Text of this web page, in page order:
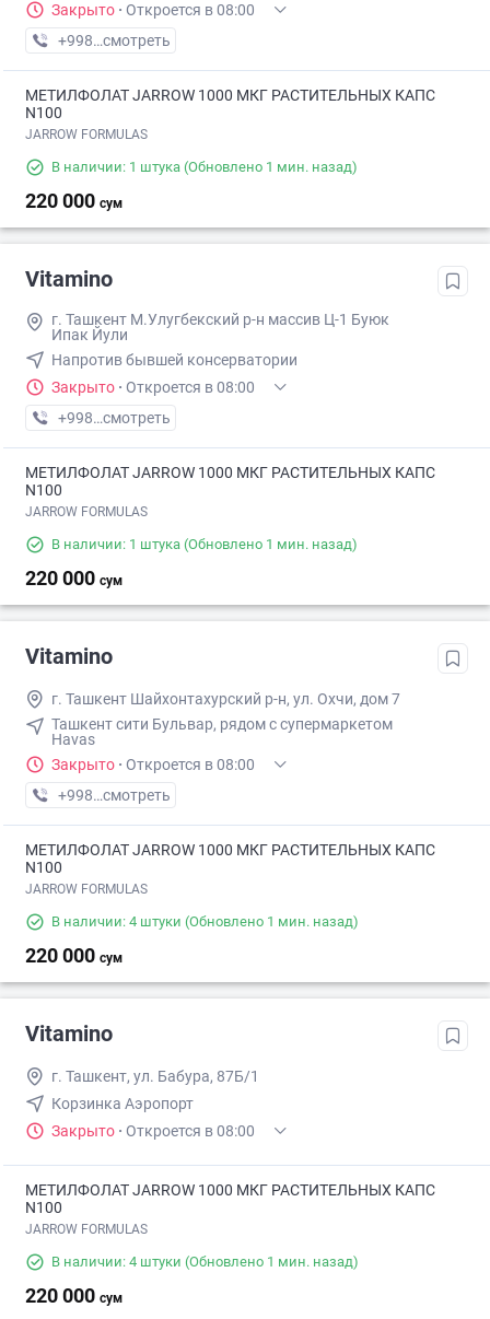
Закрыто · Откроется в 08:00
+998 (95) XXX-XX-XX
смотреть
МЕТИЛФОЛАТ JARROW 1000 МКГ РАСТИТЕЛЬНЫХ КАПС
N100
JARROW FORMULAS
В наличии: 1 штука (Обновлено 1 мин. назад)
220 000 сум
Vitamino
г. Ташкент М.Улугбекский р-н массив Ц-1 Буюк
Ипак Йули
Напротив бывшей консерватории
Закрыто · Откроется в 08:00
+998 (95) XXX-XX-XX
смотреть
МЕТИЛФОЛАТ JARROW 1000 МКГ РАСТИТЕЛЬНЫХ КАПС
N100
JARROW FORMULAS
В наличии: 1 штука (Обновлено 1 мин. назад)
220 000 сум
Vitamino
г. Ташкент Шайхонтахурский р-н, ул. Охчи, дом 7
Ташкент сити Бульвар, рядом с супермаркетом
Havas
Закрыто · Откроется в 08:00
+998 (95) XXX-XX-XX
смотреть
МЕТИЛФОЛАТ JARROW 1000 МКГ РАСТИТЕЛЬНЫХ КАПС
N100
JARROW FORMULAS
В наличии: 4 штуки (Обновлено 1 мин. назад)
220 000 сум
Vitamino
г. Ташкент, ул. Бабура, 87Б/1
Корзинка Аэропорт
Закрыто · Откроется в 08:00
МЕТИЛФОЛАТ JARROW 1000 МКГ РАСТИТЕЛЬНЫХ КАПС
N100
JARROW FORMULAS
В наличии: 4 штуки (Обновлено 1 мин. назад)
220 000 сум